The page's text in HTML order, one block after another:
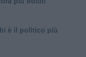
è il politico più